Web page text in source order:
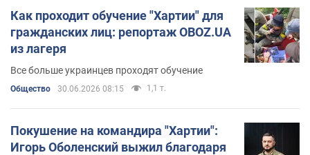
Как проходит обучение "Хартии" для
гражданских лиц: репортаж OBOZ.UA
из лагеря
Все больше украинцев проходят обучение
Общество 30.06.2026 08:15 1,1 т.
Покушение на командира "Хартии":
Игорь Оболенский выжил благодаря